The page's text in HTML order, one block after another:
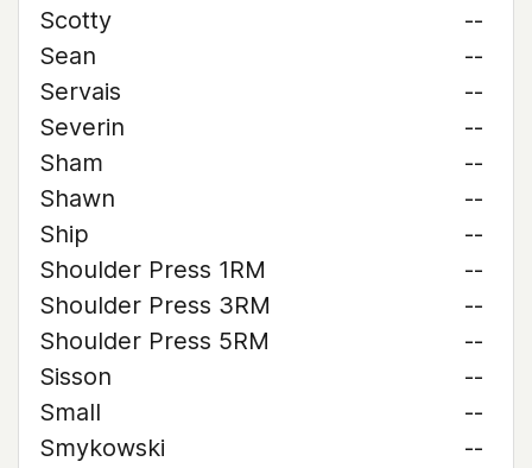
Scotty
--
Sean
--
Servais
--
Severin
--
Sham
--
Shawn
--
Ship
--
Shoulder Press 1RM
--
Shoulder Press 3RM
--
Shoulder Press 5RM
--
Sisson
--
Small
--
Smykowski
--